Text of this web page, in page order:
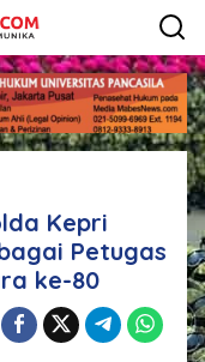
Kepri
Petugas
ke-80